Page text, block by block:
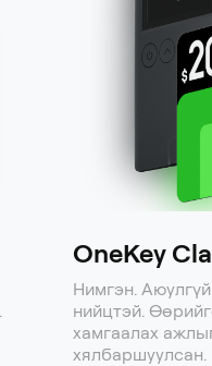
OneKey
Нимгэн.
нийцтэй.
хамгаалах
хялбаршуулсан.